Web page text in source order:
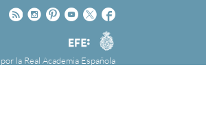
Facebook
Twitter
Youtube
Pinteres
Instagram
Rss
Agencia
EFE
la Real Academia Española